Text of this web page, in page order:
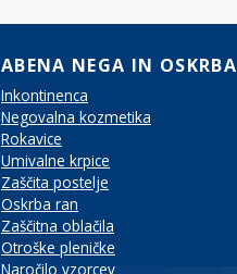
ABENA NEGA IN OSKRBA
Inkontinenca
Negovalna kozmetika
Rokavice
Umivalne krpice
Zaščita postelje
Oskrba ran
Zaščitna oblačila
Otroške pleničke
Naročilo vzorcev